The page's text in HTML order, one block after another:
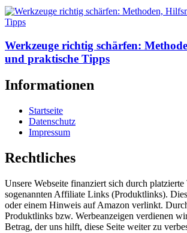
Werkzeuge richtig schärfen:
und praktische Tipps
Informationen
Startseite
Datenschutz
Impressum
Rechtliches
Unsere Webseite finanziert sich durch platzierte
sogenannten Affiliate Links (Produktlinks).
oder einem Hinweis auf Amazon verlinkt.
Produktlinks bzw. Werbeanzeigen verdienen
Betrag, der uns hilft, diese Seite weiter zu